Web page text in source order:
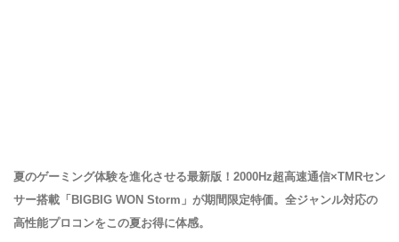
夏のゲーミング体験を進化させる最新版！2000Hz超高速通信×TMRセン
サー搭載「BIGBIG WON Storm」が期間限定特価。全ジャンル対応の
高性能プロコンをこの夏お得に体感。